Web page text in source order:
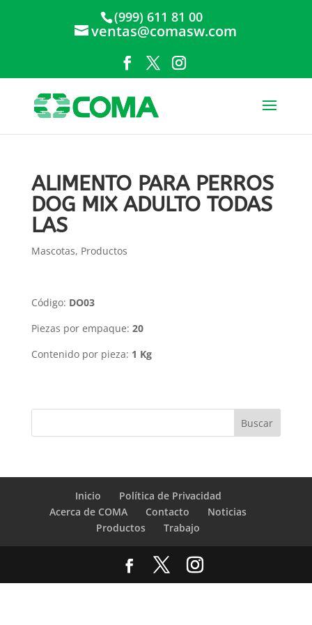
(999) 611 81 00
ventas@comasw.com
ALIMENTO PARA PERROS
DOG MIX ADULTO TODAS
LAS
Mascotas, Productos
Código: DO03
Piezas por empaque: 20
Contenido por pieza: 1 Kg
Inicio
Política de Privacidad
Acerca de COMA
Contacto
Noticias
Productos
Trabajo